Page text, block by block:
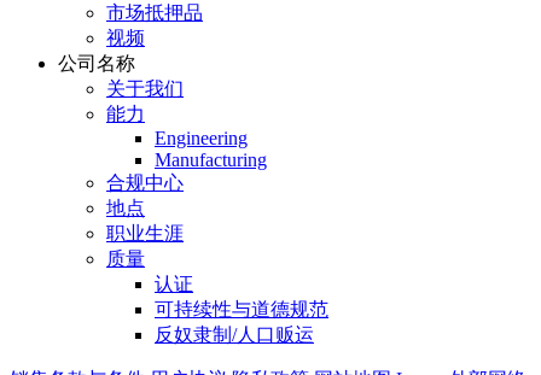
市场抵押品
视频
公司名称
关于我们
能力
Engineering
Manufacturing
合规中心
地点
职业生涯
质量
认证
可持续性与道德规范
反奴隶制/人口贩运